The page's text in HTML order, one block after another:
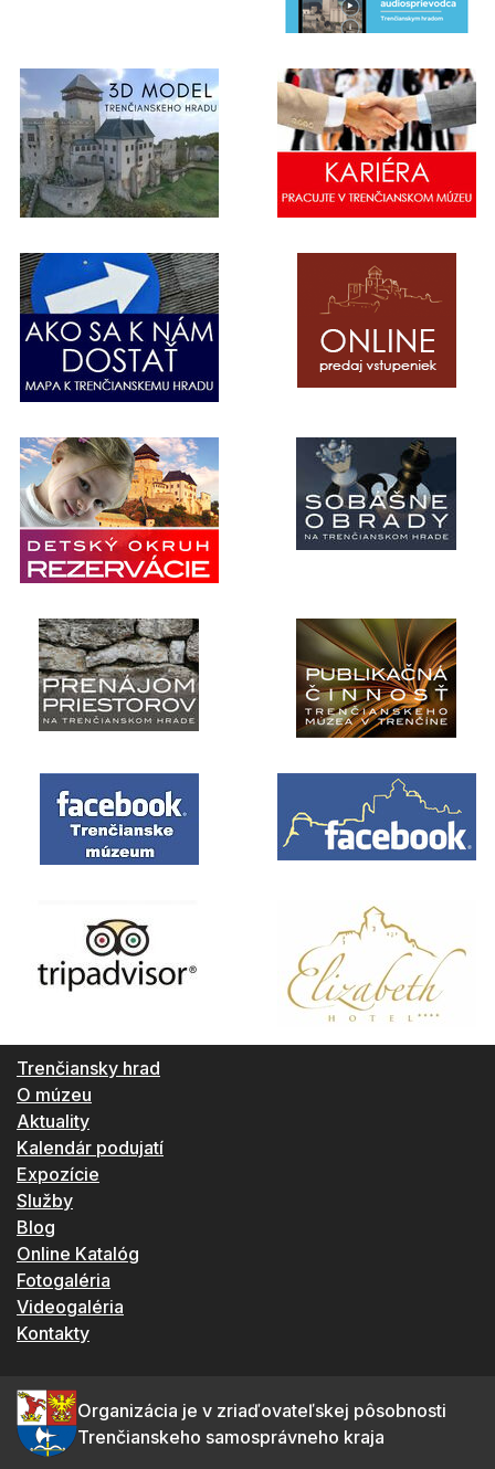
Trenčiansky hrad
O múzeu
Aktuality
Kalendár podujatí
Expozície
Služby
Blog
Online Katalóg
Fotogaléria
Videogaléria
Kontakty
Organizácia je v zriaďovateľskej pôsobnosti
Trenčianskeho samosprávneho kraja